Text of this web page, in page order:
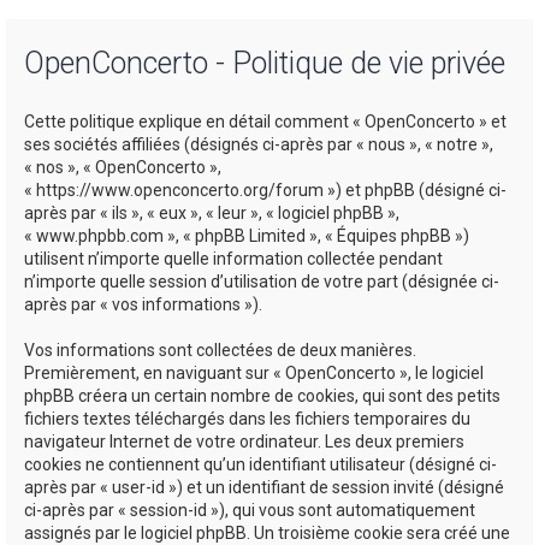
OpenConcerto - Politique de vie privée
Cette politique explique en détail comment « OpenConcerto » et
ses sociétés affiliées (désignés ci-après par « nous », « notre »,
« nos », « OpenConcerto »,
« https://www.openconcerto.org/forum ») et phpBB (désigné ci-
après par « ils », « eux », « leur », « logiciel phpBB »,
« www.phpbb.com », « phpBB Limited », « Équipes phpBB »)
utilisent n’importe quelle information collectée pendant
n’importe quelle session d’utilisation de votre part (désignée ci-
après par « vos informations »).
Vos informations sont collectées de deux manières.
Premièrement, en naviguant sur « OpenConcerto », le logiciel
phpBB créera un certain nombre de cookies, qui sont des petits
fichiers textes téléchargés dans les fichiers temporaires du
navigateur Internet de votre ordinateur. Les deux premiers
cookies ne contiennent qu’un identifiant utilisateur (désigné ci-
après par « user-id ») et un identifiant de session invité (désigné
ci-après par « session-id »), qui vous sont automatiquement
assignés par le logiciel phpBB. Un troisième cookie sera créé une